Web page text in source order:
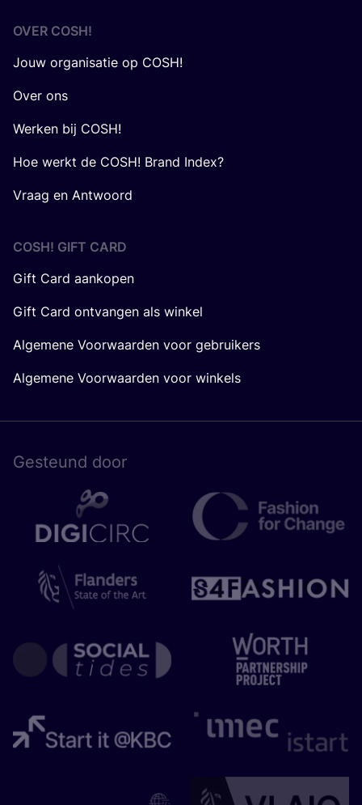
OVER COSH!
Jouw organisatie op COSH!
Over ons
Werken bij COSH!
Hoe werkt de COSH! Brand Index?
Vraag en Antwoord
COSH! GIFT CARD
Gift Card aankopen
Gift Card ontvangen als winkel
Algemene Voorwaarden voor gebruikers
Algemene Voorwaarden voor winkels
Gesteund door